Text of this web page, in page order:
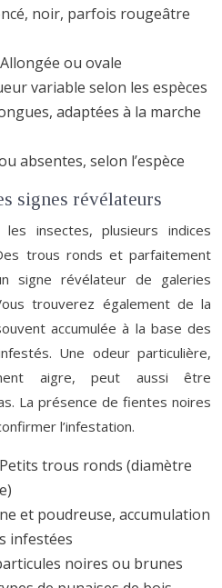
noir, parfois rougeâtre
ou ovale
variable selon les espèces
adaptées à la marche
absentes, selon l’espèce
signes révélateurs
les insectes, plusieurs indices
trous ronds et parfaitement
signe révélateur de galeries
trouverez également de la
accumulée à la base des
Une odeur particulière,
aigre, peut aussi être
La présence de fientes noires
l’infestation.
trous ronds (diamètre
et poudreuse, accumulation
infestées
noires ou brunes